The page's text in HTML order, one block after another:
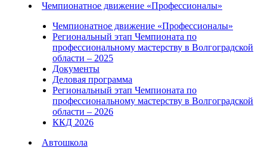
Чемпионатное движение «Профессионалы»
Чемпионатное движение «Профессионалы»
Региональный этап Чемпионата по
профессиональному мастерству в Волгоградской
области – 2025
Документы
Деловая программа
Региональный этап Чемпионата по
профессиональному мастерству в Волгоградской
области – 2026
ККД 2026
Автошкола